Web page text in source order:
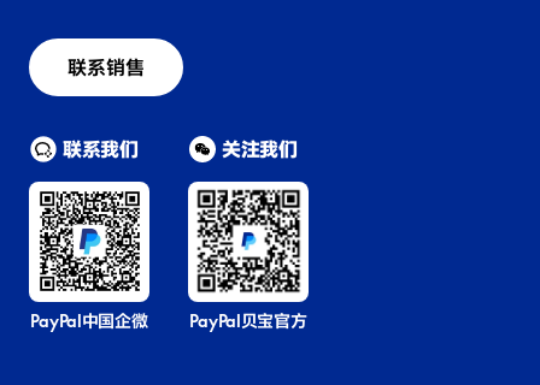
联系销售
联系我们
PayPal中国企微
关注我们
PayPal贝宝官方